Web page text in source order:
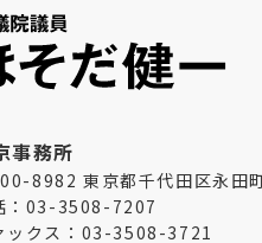
事務所
8982 東京都千代田区永田
：03-3508-7207
ックス：03-3508-3721